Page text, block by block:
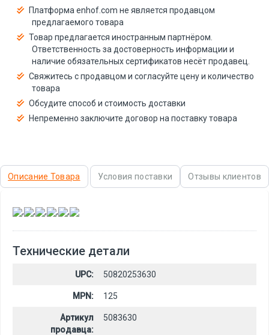
Платформа enhof.com не является продавцом
предлагаемого товара
Товар предлагается иностранным партнёром.
Ответственность за достоверность информации и
наличие обязательных сертификатов несёт продавец.
Свяжитесь с продавцом и согласуйте цену и количество
товара
Обсудите способ и стоимость доставки
Непременно заключите договор на поставку товара
Описание Товара Условия поставки Отзывы клиентов
, , , , ,
Технические детали
UPC: 50820253630
MPN: 125
Артикул
продавца:
5083630